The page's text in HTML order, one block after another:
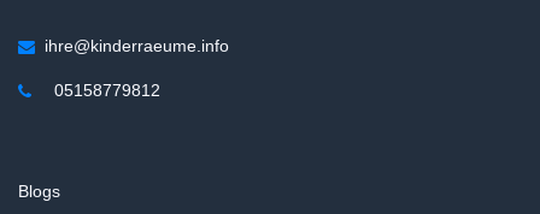
ihre@kinderraeume.info
05158779812
Blogs